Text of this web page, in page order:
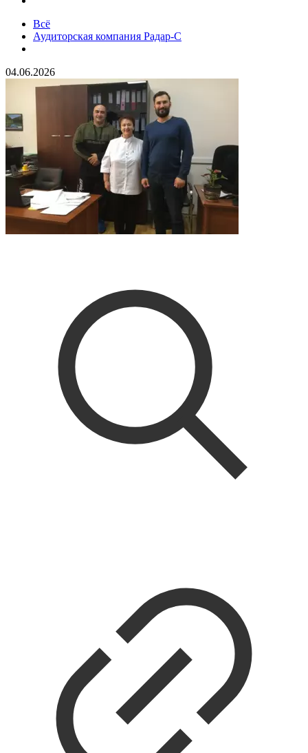
Всё
Аудиторская компания Радар-С
04.06.2026